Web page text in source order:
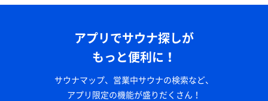
アプリでサウナ探しが
もっと便利に！
サウナマップ、営業中サウナの検索など、
アプリ限定の機能が盛りだくさん！